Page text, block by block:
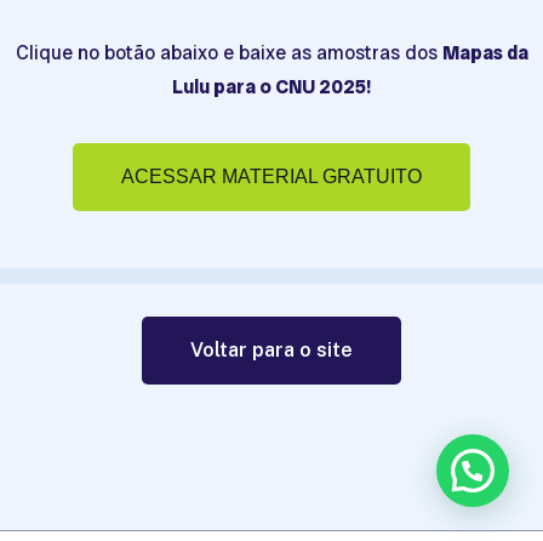
Clique no botão abaixo e baixe as amostras dos Mapas da
Lulu para o CNU 2025!
ACESSAR MATERIAL GRATUITO
Voltar para o site